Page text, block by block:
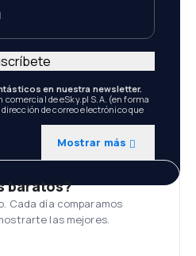
en nuestra newsletter.
de eSky.pl S.A. (en forma
de correo electrónico que
Mostrar más
baratos?
Cada día comparamos
las mejores.